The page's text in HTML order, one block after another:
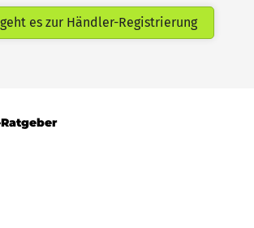
es zur Händler-Registrierung